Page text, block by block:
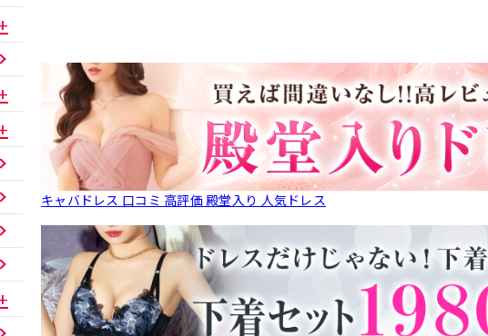
キャバドレス 口コミ 高評価 殿堂入り 人気ドレス